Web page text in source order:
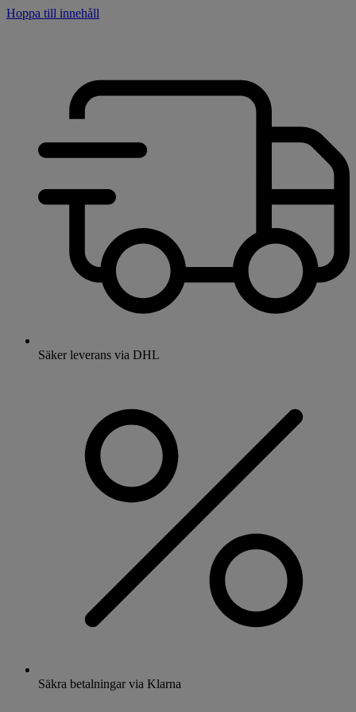
Hoppa till innehåll
Säker leverans via DHL
Säkra betalningar via Klarna